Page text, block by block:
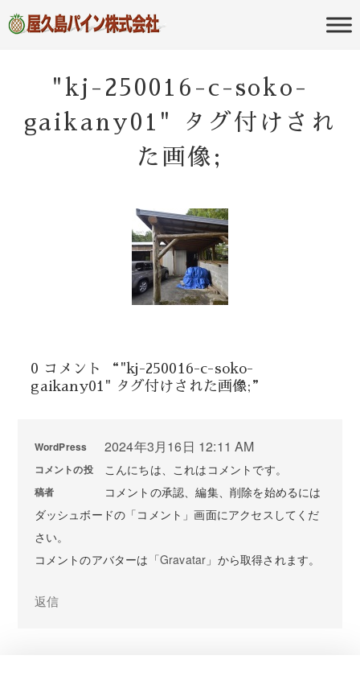
屋久島パイン
株式会社
のポータルサイト
"kj-250016-c-soko-
gaikany01" タグ付けされ
た画像;
0 コメント “"kj-250016-c-soko-
gaikany01" タグ付けされた画像;”
WordPress
コメントの投
稿者
2024年3月16日 12:11 AM
こんにちは、これはコメントです。
コメントの承認、編集、削除を始めるには
ダッシュボードの「コメント」画面にアクセスしてくだ
さい。
コメントのアバターは「Gravatar 」から取得されます。
返信